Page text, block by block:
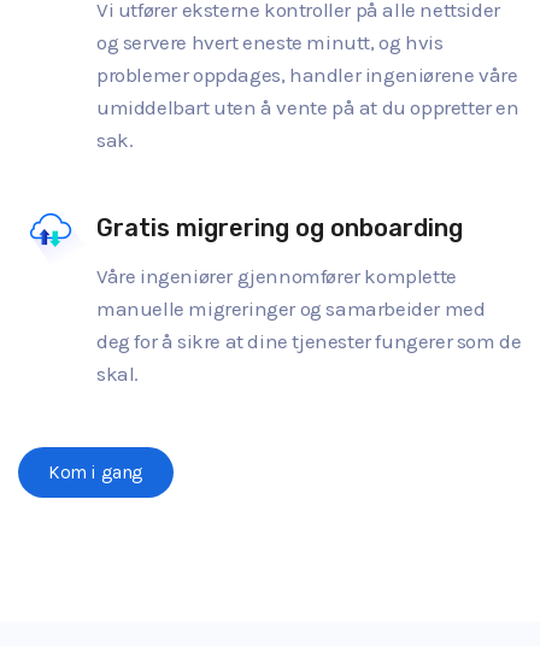
Vi utfører eksterne kontroller på alle nettsider
og servere hvert eneste minutt, og hvis
problemer oppdages, handler ingeniørene våre
umiddelbart uten å vente på at du oppretter en
sak.
Gratis migrering og onboarding
Våre ingeniører gjennomfører komplette
manuelle migreringer og samarbeider med
deg for å sikre at dine tjenester fungerer som de
skal.
Kom i gang